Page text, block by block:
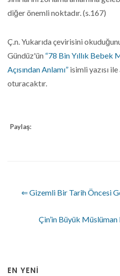
diğer önemli noktadır. (s.167)
Ç.n. Yukarıda çevirisini
Gündüz'ün “78 Bin Yıllık Bebek
Açısından Anlamı” isimli yazısı
oturacaktır.
Paylaş:
⇐ Gizemli Bir Tarih Öncesi
Çin’in Büyük
EN YENI